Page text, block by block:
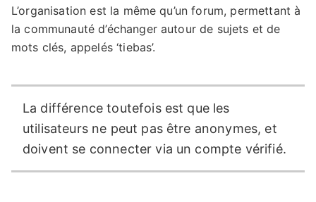
L’organisation est la même qu’un forum, permettant à
la communauté d’échanger autour de sujets et de
mots clés, appelés ‘tiebas’.
La différence toutefois est que les
utilisateurs ne peut pas être anonymes, et
doivent se connecter via un compte vérifié.